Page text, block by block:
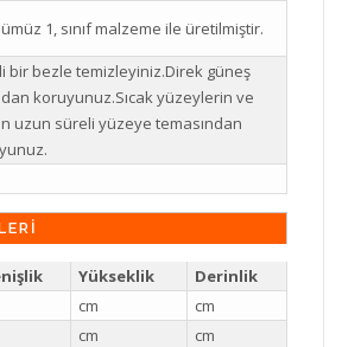
1, sınıf malzeme ile üretilmiştir.
bir bezle temizleyiniz.Direk güneş
koruyunuz.Sıcak yüzeylerin ve
uzun süreli yüzeye temasından
Yükseklik
Derinlik
cm
cm
cm cm